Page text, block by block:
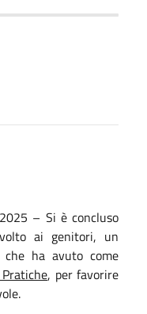
– Si è concluso
ai genitori, un
che ha avuto come
, per favorire